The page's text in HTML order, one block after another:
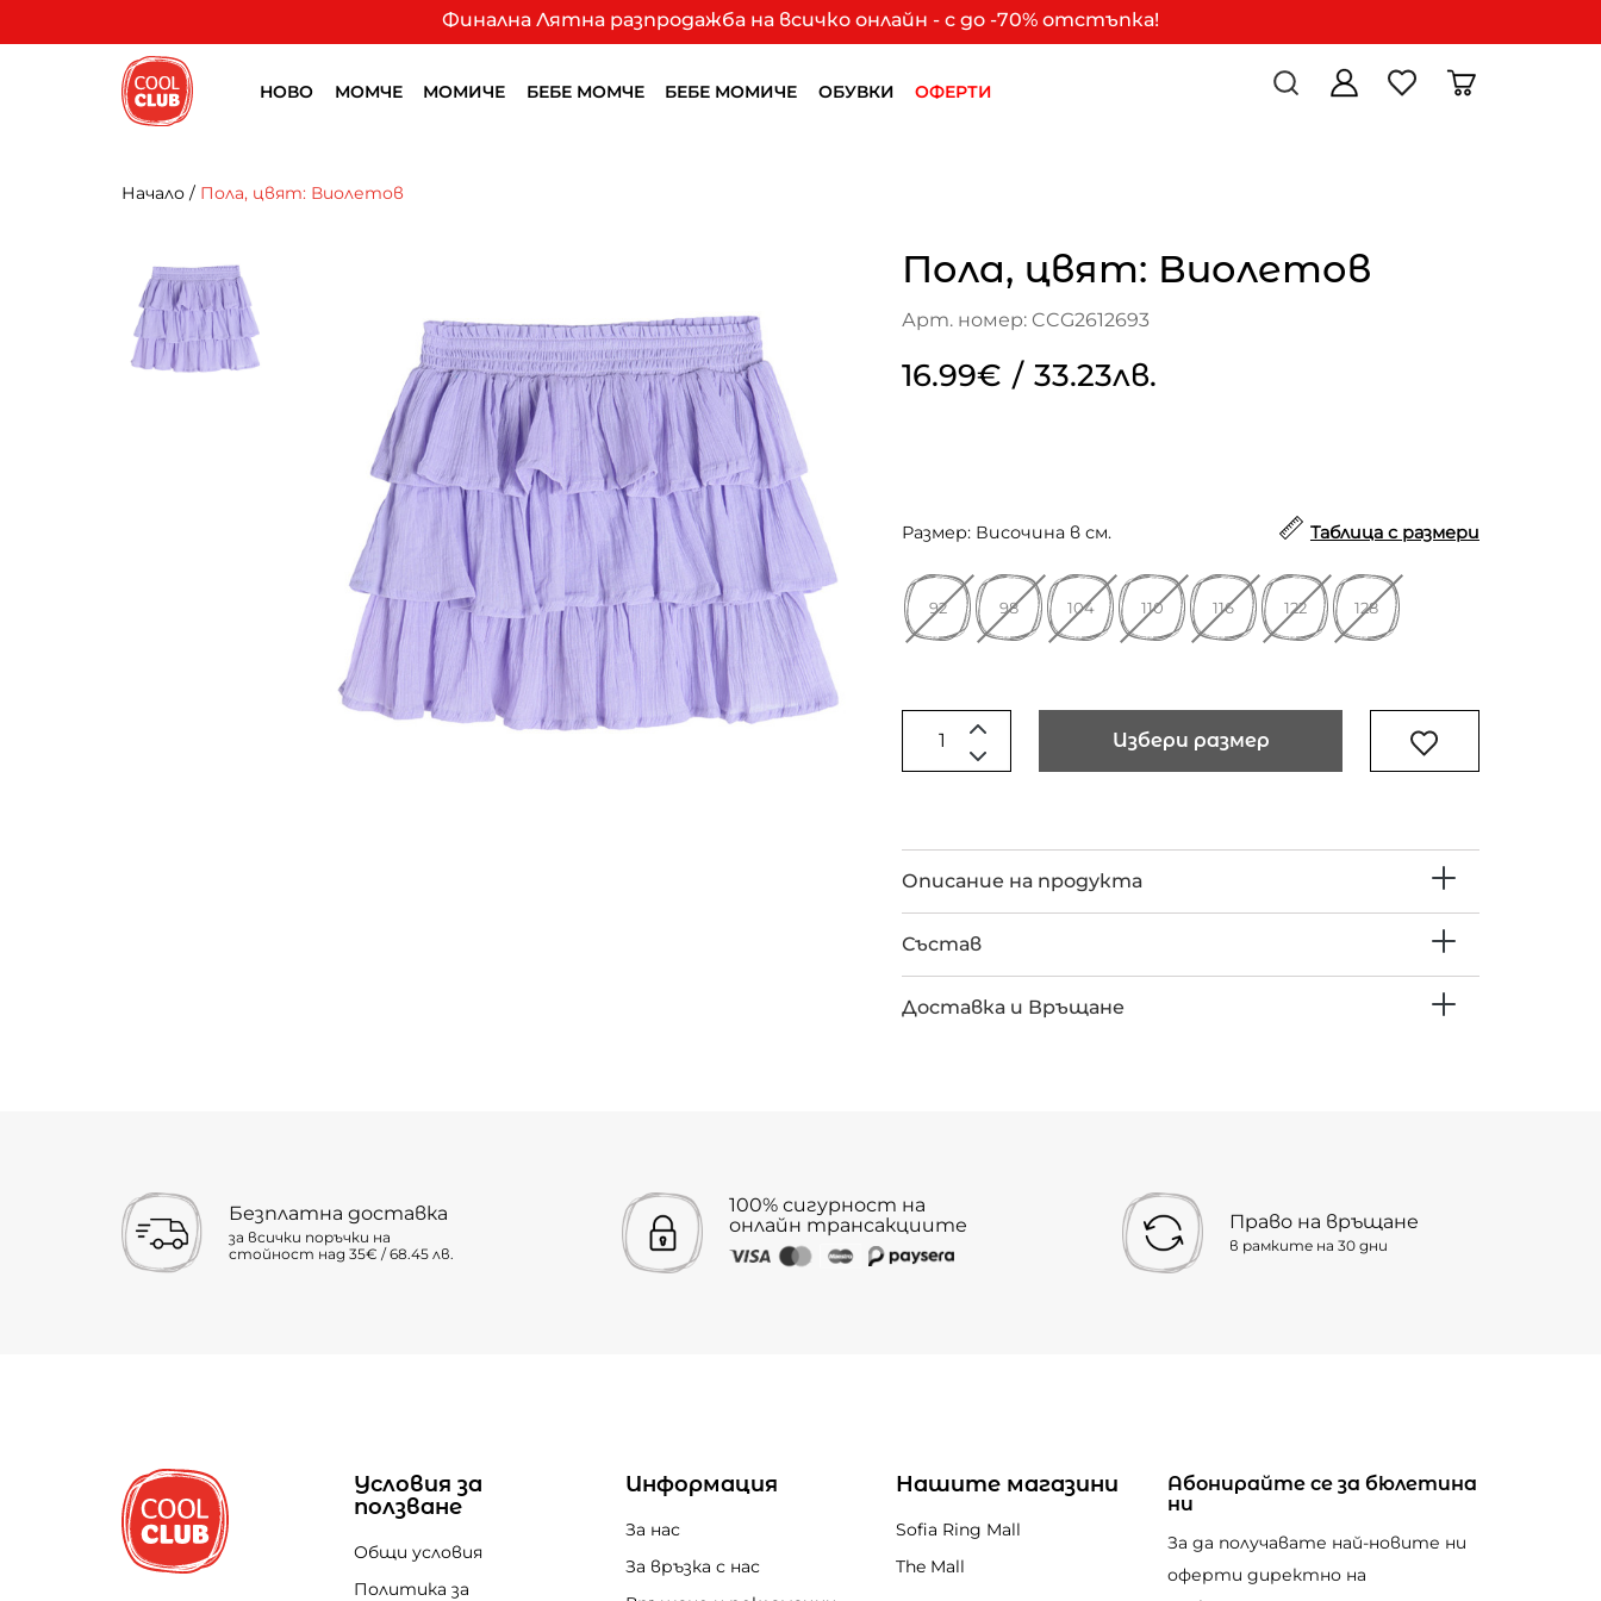
Финална Лятна разпродажба на всичко онлайн - с до -70% отстъпка!
НОВО МОМЧЕ МОМИЧЕ БЕБЕ МОМЧЕ БЕБЕ МОМИЧЕ ОБУВКИ ОФЕРТИ
Начало / Пола, цвят: Виолетов
Пола, цвят: Виолетов
Арт. номер: CCG2612693
16.99€ / 33.23лв.
Размер: Височина в см. Таблица с размери
92 98 104 110 116 122 128
Избери размер
Описание на продукта
Състав
Доставка и Връщане
Безплатна доставка
за всички поръчки на
стойност над 35€ / 68.45 лв.
100% сигурност на
онлайн трансакциите
Право на връщане
в рамките на 30 дни
Условия за
ползване
Общи условия
Политика за
Информация
За нас
За връзка с нас
Нашите магазини
Sofia Ring Mall
The Mall
Абонирайте се за бюлетина
ни
За да получавате най-новите ни
оферти директно на